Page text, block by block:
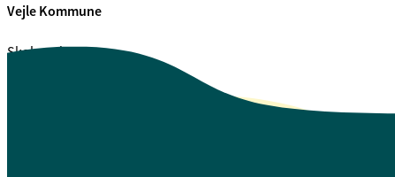
Vejle Kommune
Skolegade 1